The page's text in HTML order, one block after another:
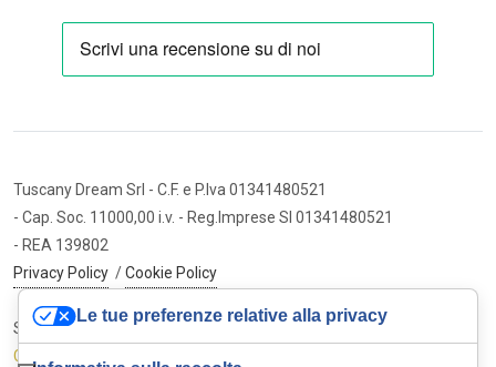
Tuscany Dream Srl - C.F. e P.Iva 01341480521
- Cap. Soc. 11000,00 i.v. - Reg.Imprese SI 01341480521
- REA 139802
Privacy Policy /Cookie Policy
Sito internet ed e-commerce
Cybermarket Web Agency
Le tue preferenze relative alla privacy